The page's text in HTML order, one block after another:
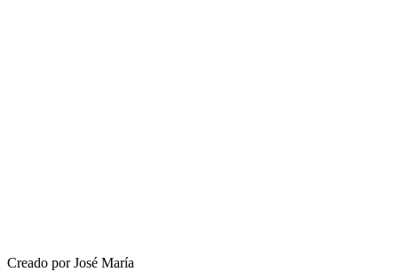
Creado por José María